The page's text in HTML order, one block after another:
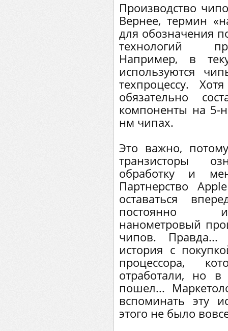
Производство
Вернее, термин
для обозначения
технологий
Например, в
используются
техпроцессу.
обязательно
компоненты на
нм чипах.
Это важно,
транзисторы
обработку и
Партнерство
оставаться
постоянно
нанометровый
чипов.
история с
процессора,
отработали, но
пошел...
вспоминать эту
этого не было